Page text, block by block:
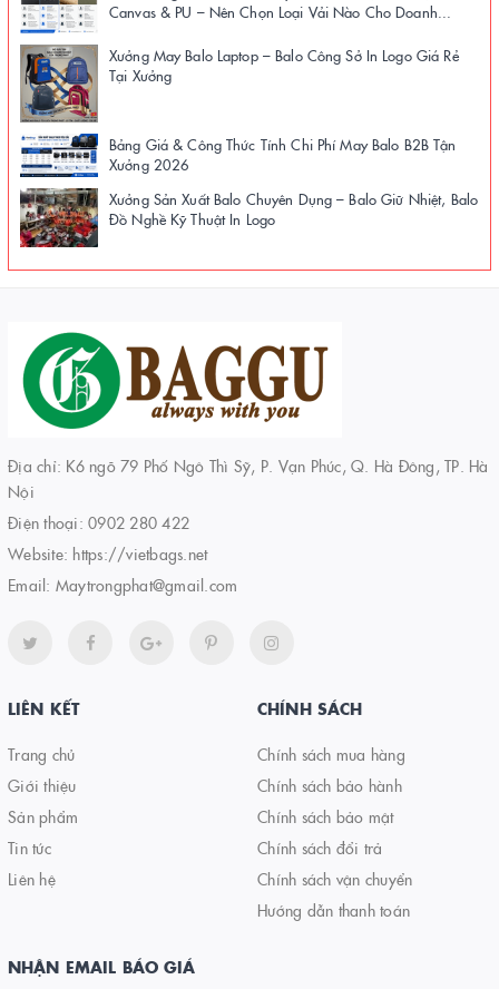
Canvas & PU – Nên Chọn Loại Vải Nào Cho Doanh...
Xưởng May Balo Laptop – Balo Công Sở In Logo Giá Rẻ
Tại Xưởng
Bảng Giá & Công Thức Tính Chi Phí May Balo B2B Tận
Xưởng 2026
Xưởng Sản Xuất Balo Chuyên Dụng – Balo Giữ Nhiệt, Balo
Đồ Nghề Kỹ Thuật In Logo
Địa chỉ: K6 ngõ 79 Phố Ngô Thì Sỹ, P. Vạn Phúc, Q. Hà Đông, TP. Hà
Nội
Điện thoại: 0902 280 422
Website: https://vietbags.net
Email: Maytrongphat@gmail.com
LIÊN KẾT
Trang chủ
Giới thiệu
Sản phẩm
Tin tức
Liên hệ
CHÍNH SÁCH
Chính sách mua hàng
Chính sách bảo hành
Chính sách bảo mật
Chính sách đổi trả
Chính sách vận chuyển
Hướng dẫn thanh toán
NHẬN EMAIL BÁO GIÁ